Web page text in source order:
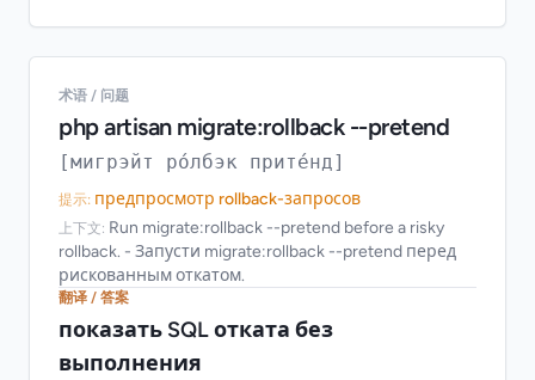
术语 / 问题
php artisan migrate:rollback --pretend
[мигрэйт ро́лбэк прите́нд]
提示: предпросмотр rollback-запросов
上下文: Run migrate:rollback --pretend before a risky
rollback. - Запусти migrate:rollback --pretend перед
рискованным откатом.
翻译 / 答案
показать SQL отката без
выполнения